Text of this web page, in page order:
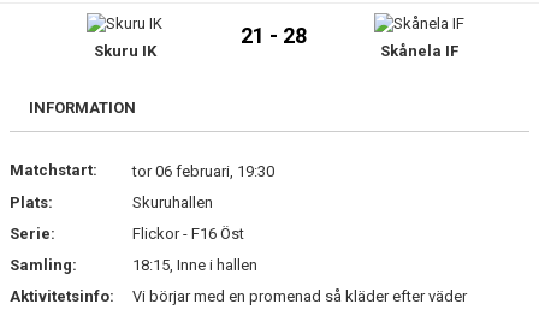
BILDGALLERI
KONTAKT
Skuru IK
21 - 28
Skånela IF
INFORMATION
Matchstart:
tor 06 februari, 19:30
Plats:
Skuruhallen
Serie:
Flickor - F16 Öst
Samling:
18:15, Inne i hallen
Aktivitetsinfo:
Vi börjar med en promenad så kläder efter väder